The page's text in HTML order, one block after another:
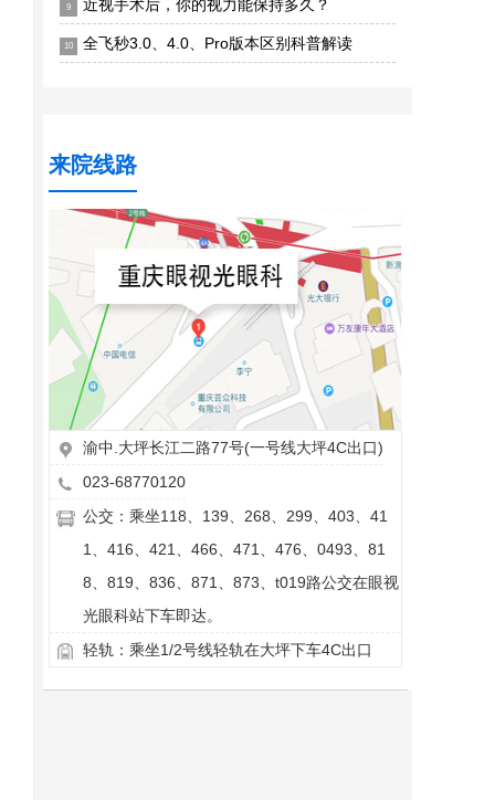
9 近视手术后，你的视力能保持多久？
10 全飞秒3.0、4.0、Pro版本区别科普解读
来院线路
渝中.大坪长江二路77号(一号线大坪4C出口)
023-68770120
公交：乘坐118、139、268、299、403、41
1、416、421、466、471、476、0493、81
8、819、836、871、873、t019路公交在眼视
光眼科站下车即达。
轻轨：乘坐1/2号线轻轨在大坪下车4C出口